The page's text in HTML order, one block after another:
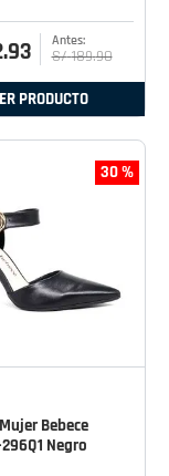
.93 S/ 189.90
PRODUCTO
30 %
Bebece
Negro